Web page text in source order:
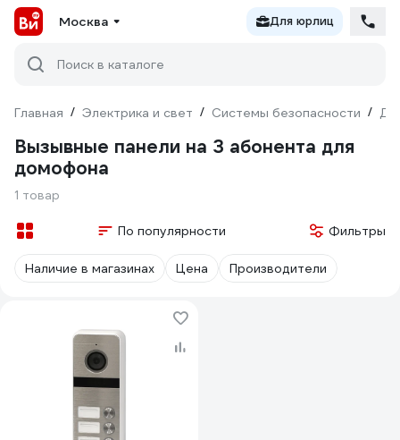
Москва Для юрлиц
Поиск в каталоге
Главная / Электрика и свет / Системы безопасности /
Вызывные панели на 3 абонента для
домофона
1 товар
По популярности Фильтры
Наличие в магазинах Цена Производители